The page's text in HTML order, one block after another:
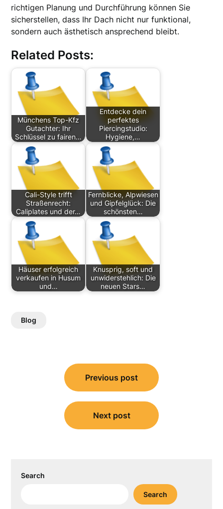
richtigen Planung und Durchführung können Sie
sicherstellen, dass Ihr Dach nicht nur funktional,
sondern auch ästhetisch ansprechend bleibt.
Related Posts:
Münchens Top-Kfz
Gutachter: Ihr
Schlüssel zu fairen…
Entdecke dein
perfektes
Piercingstudio:
Hygiene,…
Cali-Style trifft
Straßenrecht:
Caliplates und der…
Fernblicke, Alpwiesen
und Gipfelglück: Die
schönsten…
Häuser erfolgreich
verkaufen in Husum
und…
Knusprig, soft und
unwiderstehlich: Die
neuen Stars…
Blog
navigation
Previous post
Next post
Search
Search